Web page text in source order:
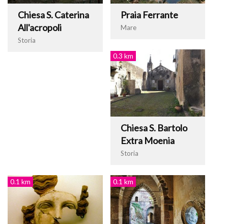
Chiesa S. Caterina
All'acropoli
Storia
Praia Ferrante
Mare
0.3 km
Chiesa S. Bartolo
Extra Moenia
Storia
0.1 km 0.1 km